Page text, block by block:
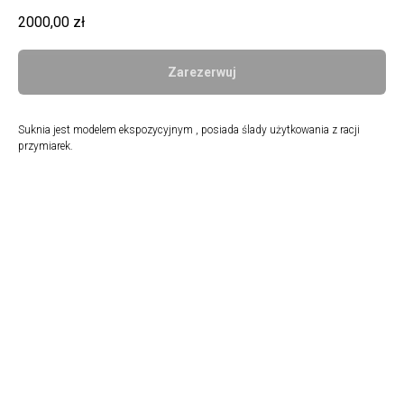
2000,00 zł
Zarezerwuj
Suknia jest modelem ekspozycyjnym , posiada ślady użytkowania z racji
przymiarek.